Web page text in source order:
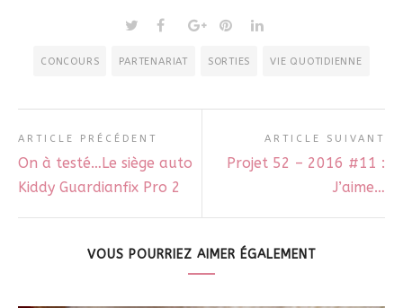
CONCOURS PARTENARIAT SORTIES VIE QUOTIDIENNE
ARTICLE PRÉCÉDENT
On à testé…Le siège auto
Kiddy Guardianfix Pro 2
ARTICLE SUIVANT
Projet 52 – 2016 #11 :
J’aime…
VOUS POURRIEZ AIMER ÉGALEMENT